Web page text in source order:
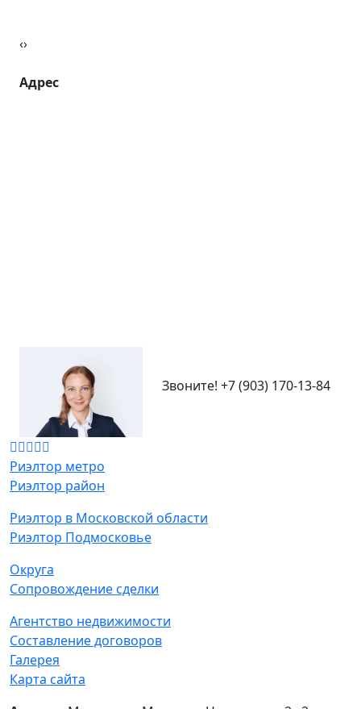
Риэлтор метро
Риэлтор район
Риэлтор в Московской области